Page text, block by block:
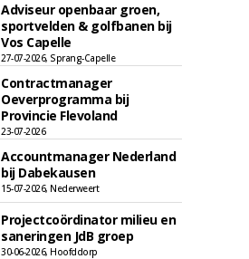
Adviseur openbaar groen,
sportvelden & golfbanen bij
Vos Capelle
27-07-2026, Sprang-Capelle
Contractmanager
Oeverprogramma bij
Provincie Flevoland
23-07-2026
Accountmanager Nederland
bij Dabekausen
15-07-2026, Nederweert
Projectcoördinator milieu en
saneringen JdB groep
30-06-2026, Hoofddorp